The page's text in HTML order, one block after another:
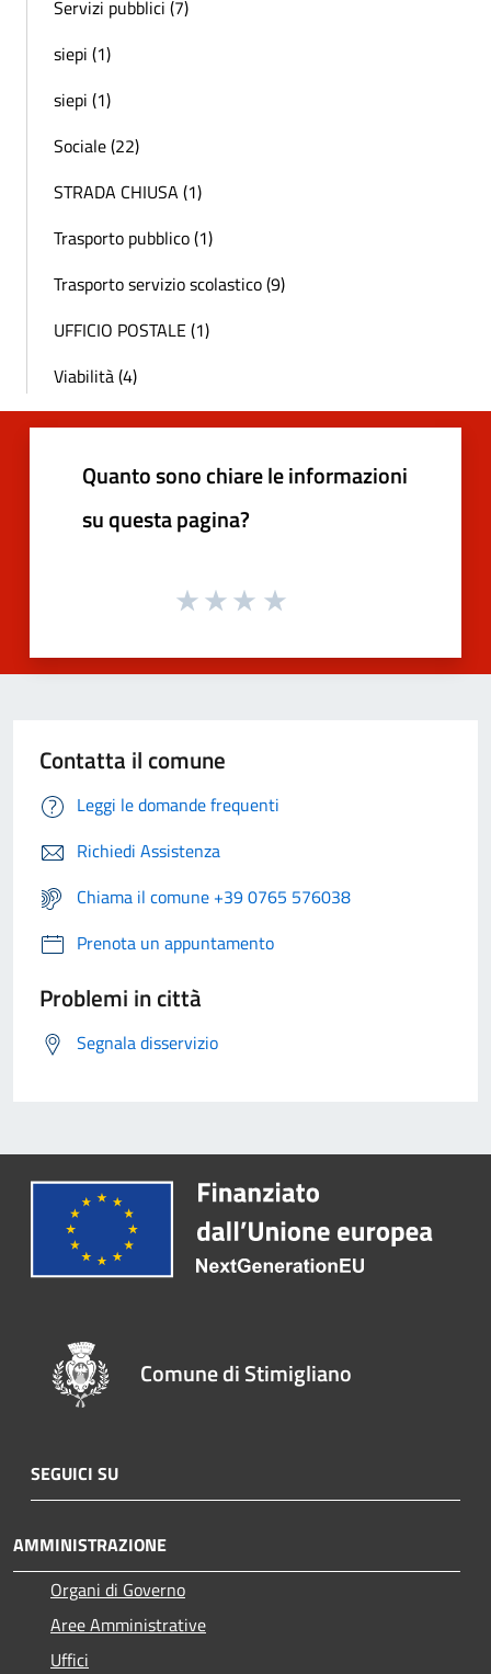
Servizi pubblici (7)
siepi (1)
siepi (1)
Sociale (22)
STRADA CHIUSA (1)
Trasporto pubblico (1)
Trasporto servizio scolastico (9)
UFFICIO POSTALE (1)
Viabilità (4)
Quanto sono chiare le informazioni
su questa pagina?
Contatta il comune
Leggi le domande frequenti
Richiedi Assistenza
Chiama il comune +39 0765 576038
Prenota un appuntamento
Problemi in città
Segnala disservizio
Comune di Stimigliano
SEGUICI SU
AMMINISTRAZIONE
Organi di Governo
Aree Amministrative
Uffici